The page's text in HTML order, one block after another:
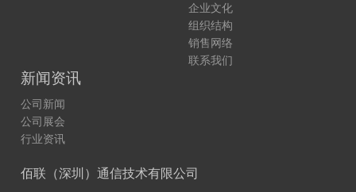
企业文化
组织结构
销售网络
联系我们
新闻资讯
公司新闻
公司展会
行业资讯
佰联（深圳）通信技术有限公司